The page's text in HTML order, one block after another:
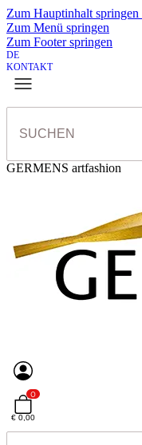
Zum Hauptinhalt springen
Zum Menü springen
Zum Footer springen
DE
KONTAKT
GERMENS artfashion
0
€ 0,00